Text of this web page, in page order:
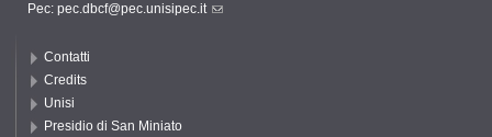
Pec: pec.dbcf@pec.unisipec.it
Contatti
Credits
Unisi
Presidio di San Miniato